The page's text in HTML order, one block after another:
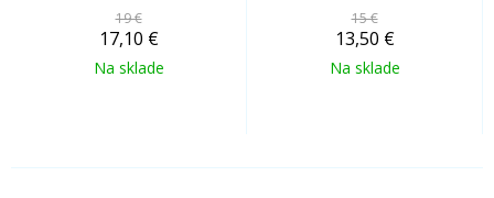
19 €
17,10 €
Na sklade
15 €
13,50 €
Na sklade